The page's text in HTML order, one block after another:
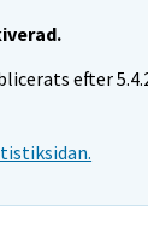
efter